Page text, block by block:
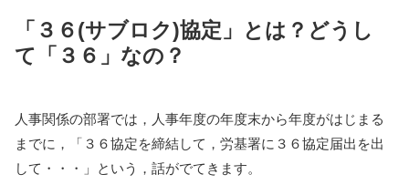
「３６(サブロク)協定」とは？どうし
て「３６」なの？
人事関係の部署では，人事年度の年度末から年度がはじまる
までに，「３６協定を締結して，労基署に３６協定届出を出
して・・・」という，話がでてきます。